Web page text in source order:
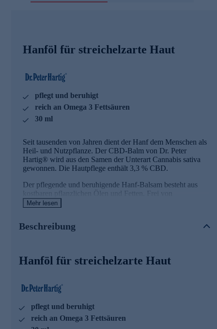
Hanföl für streichelzarte Haut
pflegt und beruhigt
reich an Omega 3 Fettsäuren
30 ml
Seit tausenden von Jahren dient der Hanf dem Menschen als
Heil- und Nutzpflanze. Der CBD-Balm von Dr. Peter
Hartig® wird aus den Samen der Unterart Cannabis sativa
gewonnen. Die Hautpflege enthält 3,3 % CBD.
Der pflegende und beruhigende Hanf-Balsam besteht aus
kostbaren pflanzlichen Ölen und Fetten. Frei von
Konservierungsmitteln und synthetischen Komponenten.
Dr. Peter Hartig® kombinieren, insbesondere mit "CBD-Öl
Hanfsamenöl ist reich an Omega 6 und Omega 3
Sonnenblumenöl ist reich an Omega 9 und 6 Fettsäuren
Mehr lesen
Beschreibung
Hanföl für streichelzarte Haut
pflegt und beruhigt
reich an Omega 3 Fettsäuren